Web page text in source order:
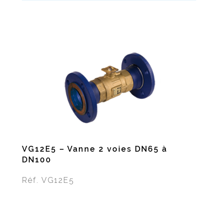
VG12E5 – Vanne 2 voies DN65 à
DN100
Réf. VG12E5